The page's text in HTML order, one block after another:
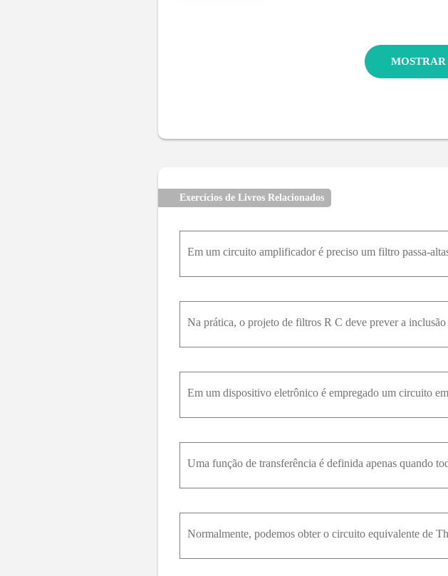
Exercícios de Livros Relacionados
Uma função de transferência é definida apenas quando
Normalmente, podemos obter o circuito equivalente de